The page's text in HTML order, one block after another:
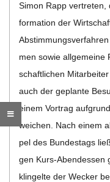
S
C
H
M
Simon Rapp
for­ma­tion der
men sowie
schaft­li­chen
auch der geplante
einem Vor­trag
wei­chen. Nach einem
pel des Bun­des­tags
gen Kurs-Aben­d­es­sen
klin­gelte der Wecker